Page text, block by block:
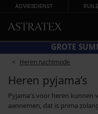
ADVIESDIENST
= BH'S -20%
Heren nachtmode
Heren pyjama’s
Pyjama's voor heren kunnen
aannemen, dat is prima